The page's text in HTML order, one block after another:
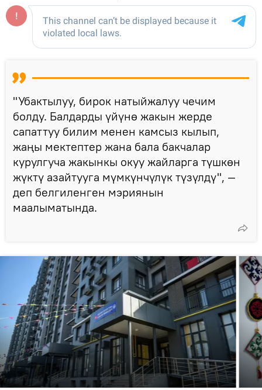
"Убактылуу, бирок натыйжалуу чечим
болду. Балдарды үйүнө жакын жерде
сапаттуу билим менен камсыз кылып,
жаңы мектептер жана бала бакчалар
курулгуча жакынкы окуу жайларга түшкөн
жүктү азайтууга мүмкүнчүлүк түзүлдү", —
деп белгиленген мэриянын
маалыматында.